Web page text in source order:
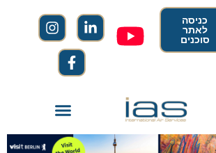
כניסה
לאתר
סוכנים